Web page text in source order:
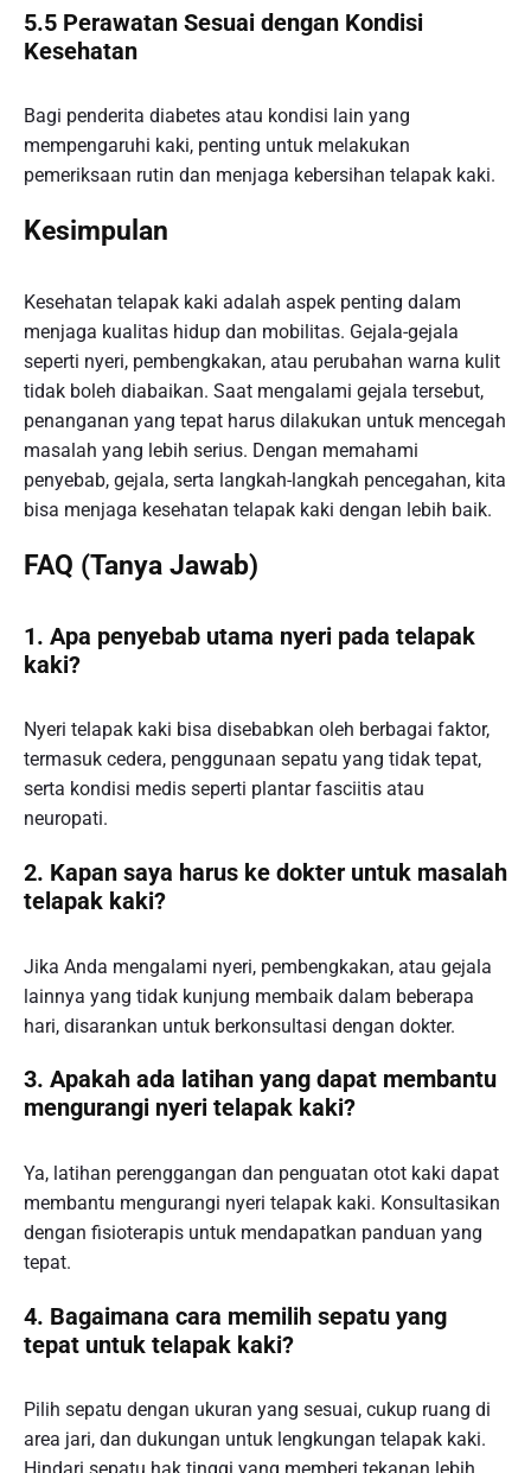
5.5 Perawatan Sesuai dengan Kondisi
Kesehatan
Bagi penderita diabetes atau kondisi lain yang
mempengaruhi kaki, penting untuk melakukan
pemeriksaan rutin dan menjaga kebersihan telapak kaki.
Kesimpulan
Kesehatan telapak kaki adalah aspek penting dalam
menjaga kualitas hidup dan mobilitas. Gejala-gejala
seperti nyeri, pembengkakan, atau perubahan warna kulit
tidak boleh diabaikan. Saat mengalami gejala tersebut,
penanganan yang tepat harus dilakukan untuk mencegah
masalah yang lebih serius. Dengan memahami
penyebab, gejala, serta langkah-langkah pencegahan, kita
bisa menjaga kesehatan telapak kaki dengan lebih baik.
FAQ (Tanya Jawab)
1. Apa penyebab utama nyeri pada telapak
kaki?
Nyeri telapak kaki bisa disebabkan oleh berbagai faktor,
termasuk cedera, penggunaan sepatu yang tidak tepat,
serta kondisi medis seperti plantar fasciitis atau
neuropati.
2. Kapan saya harus ke dokter untuk masalah
telapak kaki?
Jika Anda mengalami nyeri, pembengkakan, atau gejala
lainnya yang tidak kunjung membaik dalam beberapa
hari, disarankan untuk berkonsultasi dengan dokter.
3. Apakah ada latihan yang dapat membantu
mengurangi nyeri telapak kaki?
Ya, latihan perenggangan dan penguatan otot kaki dapat
membantu mengurangi nyeri telapak kaki. Konsultasikan
dengan fisioterapis untuk mendapatkan panduan yang
tepat.
4. Bagaimana cara memilih sepatu yang
tepat untuk telapak kaki?
Pilih sepatu dengan ukuran yang sesuai, cukup ruang di
area jari, dan dukungan untuk lengkungan telapak kaki.